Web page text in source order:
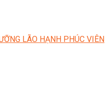
LÃO HẠNH PHÚC VIÊN